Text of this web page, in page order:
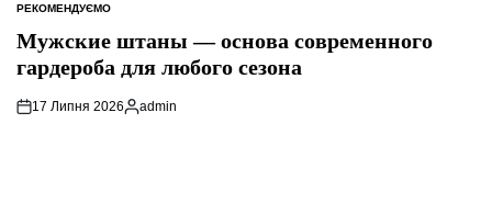
ОПУБЛІКУВАТИ
РЕКОМЕНДУЄМО
Мужские штаны — основа современного
гардероба для любого сезона
17 Липня 2026
Опубліковано
admin